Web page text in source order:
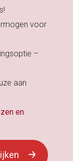
voor
–
aan
en